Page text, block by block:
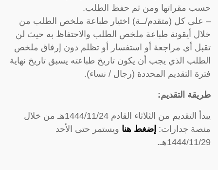
حسب مقراتها ومن ثم حفظ الطلب.
– على كل (متقدم/ــة) اختيار طباعة ملخص الطلب من
خلال أيقونة طباعة ملخص الطلب والاحتفاظ به حيث لن
تقبل أي مراجعة أو استفسار أو تظلم دون إرفاق ملخص
الطلب الذي يجب أن يكون تاريخ طباعته يسبق تاريخ نهاية
فترة التقديم المحددة (رجال / نساء).
طريقة التقديم:
يبدأ التقديم من الثلاثاء القادم 1444/11/24هـ من خلال
منصة جدارات: إضغط هنا ويستمر حتى الأحد
1444/11/29هـ.